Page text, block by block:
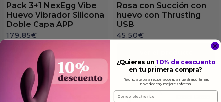
Pack 3+1 NexEgg Vibe
Huevo Vibrador Silicona
Doble Capa APP
179.85€
Ver el producto
Rosa con Succión con
huevo con Thrusting
USB
45.50€
¿Quieres un10% de descuento
en tu primera compra?
Regístrate para recibir acceso a nuestras últimas
novedades y mejores ofertas.
Email